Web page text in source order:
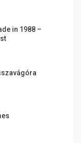
in 1988 –